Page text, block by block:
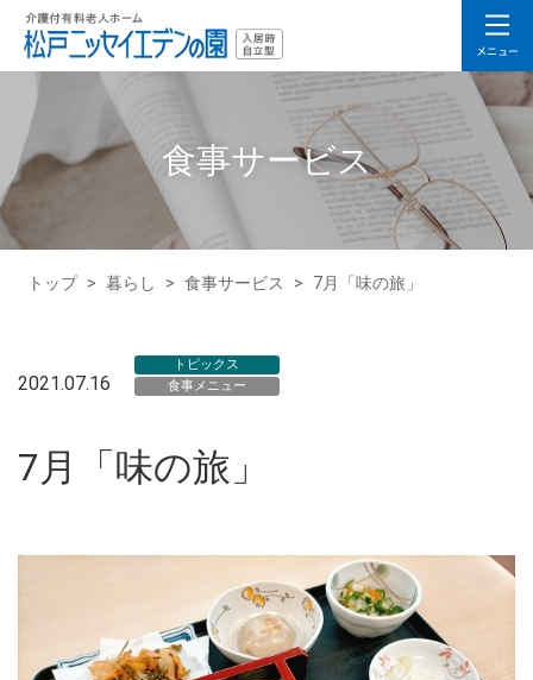
食事サービス
トップ > 暮らし > 食事サービス > 7月「味の旅」
2021.07.16
トピックス
食事メニュー
7月「味の旅」